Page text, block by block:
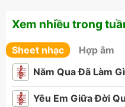
Xem nhiều trong
Sheet nhạc
Hợp âm
Năm Qua Đã Làm Gì
Yêu Em Giữa Đời